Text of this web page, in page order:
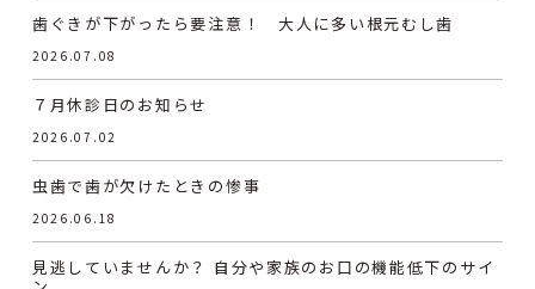
歯ぐきが下がったら要注意！ 大人に多い根元むし歯
2026.07.08
７月休診日のお知らせ
2026.07.02
虫歯で歯が欠けたときの惨事
2026.06.18
見逃していませんか？ 自分や家族のお口の機能低下のサイ